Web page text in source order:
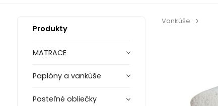
Produkty
MATRACE
Paplóny a vankúše
Posteľné obliečky
Vankúše